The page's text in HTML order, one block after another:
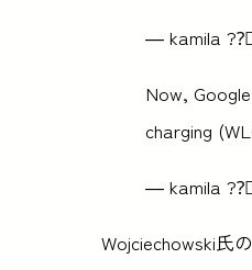
— kamila
Now,
charging
— kamila
Wojciechowski氏